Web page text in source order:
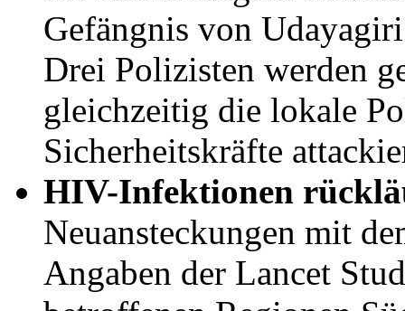
Gefängnis von
Drei Polizisten werden
gleichzeitig die lokale
Sicherheitskräfte
HIV-Infektionen
Neuansteckungen mit
Angaben der Lancet